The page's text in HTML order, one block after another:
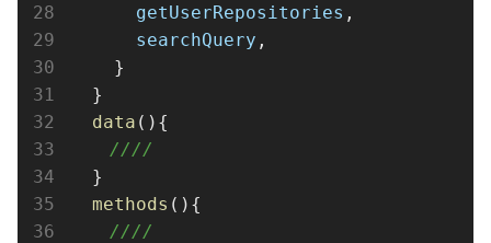
getUserRepositories ,
searchQuery ,
    }
  }
data (){
////
  }
methods (){
////